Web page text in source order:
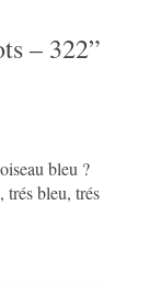
– 322”
bleu ?
trés bleu, trés